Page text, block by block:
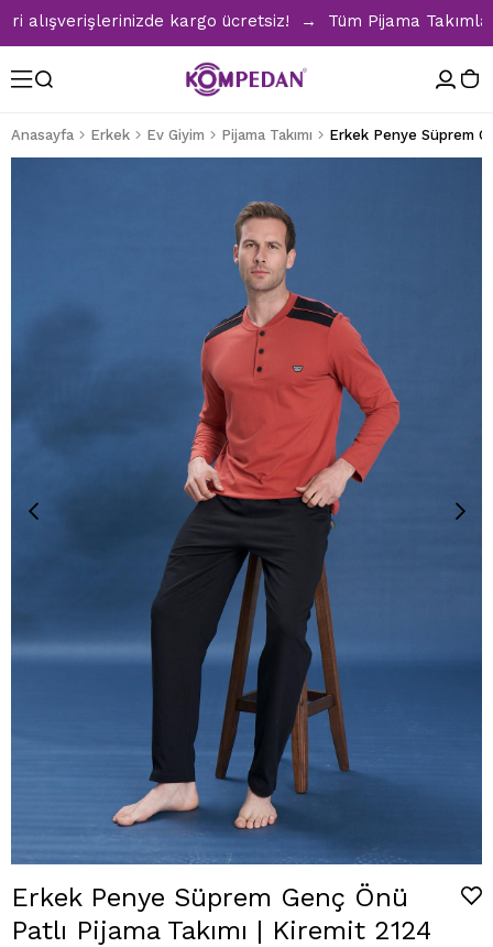
kargo ücretsiz! → Tüm Pijama
Anasayfa Erkek Ev Giyim Pijama Takımı
Erkek Penye Süprem Genç Önü
Patlı Pijama Takımı | Kiremit 2124